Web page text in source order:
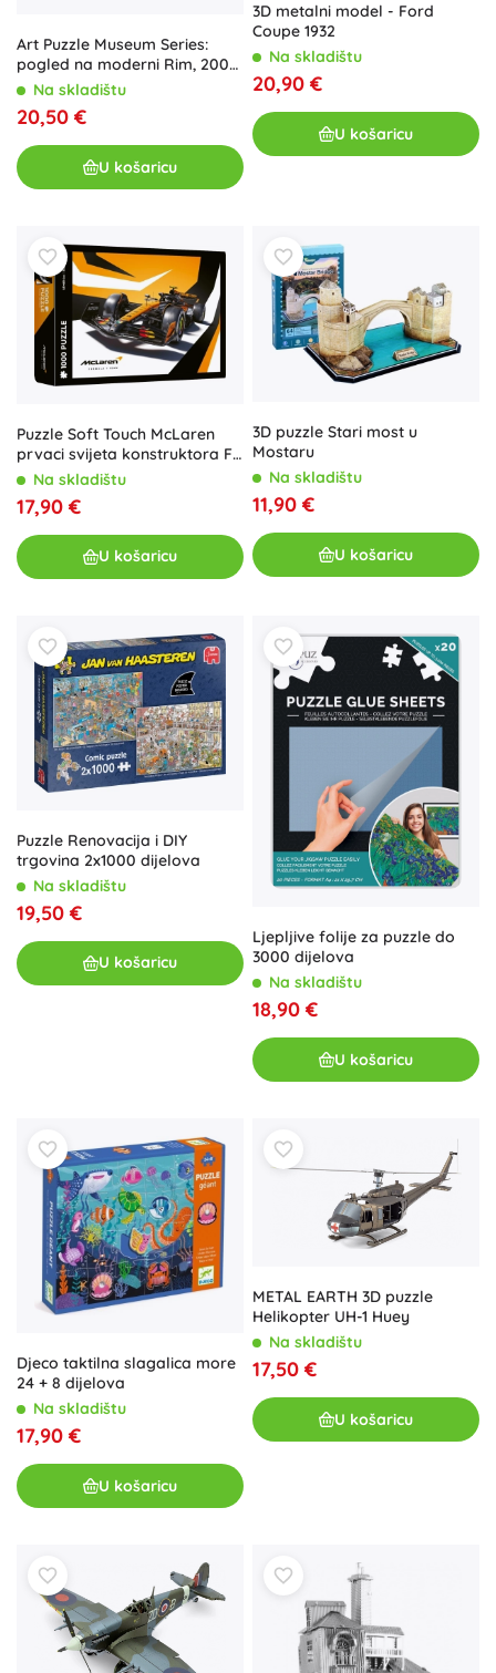
Art Puzzle Museum Series:
pogled na moderni Rim, 2000
dijelova
Na skladištu
20,50 €
U košaricu
3D metalni model - Ford
Coupe 1932
Na skladištu
20,90 €
U košaricu
Puzzle Soft Touch McLaren
prvaci svijeta konstruktora F1
1000 dijelova
Na skladištu
17,90 €
U košaricu
3D puzzle Stari most u
Mostaru
Na skladištu
11,90 €
U košaricu
Puzzle Renovacija i DIY
trgovina 2x1000 dijelova
Na skladištu
19,50 €
U košaricu
Ljepljive folije za puzzle do
3000 dijelova
Na skladištu
18,90 €
U košaricu
Djeco taktilna slagalica more
24 + 8 dijelova
Na skladištu
17,90 €
U košaricu
METAL EARTH 3D puzzle
Helikopter UH-1 Huey
Na skladištu
17,50 €
U košaricu